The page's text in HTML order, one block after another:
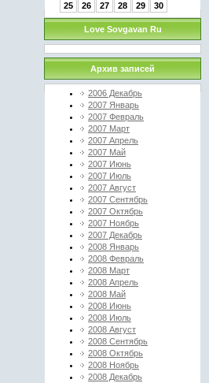
25
26 27 28 29 30
Love Sovgavan Ru
Архив записей
2006 Декабрь
2007 Январь
2007 Февраль
2007 Март
2007 Апрель
2007 Май
2007 Июнь
2007 Июль
2007 Август
2007 Сентябрь
2007 Октябрь
2007 Ноябрь
2007 Декабрь
2008 Январь
2008 Февраль
2008 Март
2008 Апрель
2008 Май
2008 Июнь
2008 Июль
2008 Август
2008 Сентябрь
2008 Октябрь
2008 Ноябрь
2008 Декабрь